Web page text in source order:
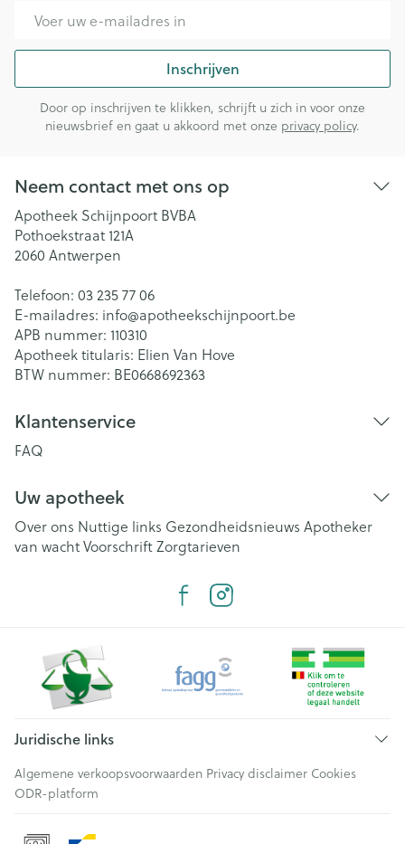
Inschrijven
Door op inschrijven te klikken, schrijft u zich in voor onze
nieuwsbrief en gaat u akkoord met onze privacy policy.
Neem contact met ons op
Apotheek Schijnpoort BVBA
Pothoekstraat 121A
2060 Antwerpen
Telefoon: 03 235 77 06
E-mailadres: info@apotheekschijnpoort.be
APB nummer: 110310
Apotheek titularis: Elien Van Hove
BTW nummer: BE0668692363
Klantenservice
FAQ
Uw apotheek
Over ons Nuttige links Gezondheidsnieuws Apotheker
van wachtVoorschriftZorgtarieven
Juridische links
Algemene verkoopsvoorwaarden Privacy disclaimer Cookies
ODR-platform